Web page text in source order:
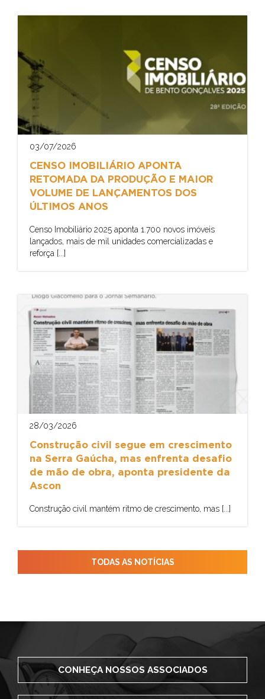
03/07/2026
CENSO IMOBILIÁRIO APONTA
RETOMADA DA PRODUÇÃO E MAIOR
VOLUME DE LANÇAMENTOS DOS
ÚLTIMOS ANOS
Censo Imobiliário 2025 aponta 1.700 novos imóveis
lançados, mais de mil unidades comercializadas e
reforça [...]
28/03/2026
Construção civil segue em crescimento
na Serra Gaúcha, mas enfrenta desafio
de mão de obra, aponta presidente da
Ascon
Construção civil mantém ritmo de crescimento, mas [...]
TODAS AS NOTÍCIAS
CONHEÇA NOSSOS ASSOCIADOS